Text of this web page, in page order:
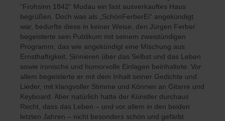
“Frohsinn 1842“ Mudau ein fast ausverkauftes Haus
begrüßen. Doch was als „SchönFerberEi“ angekündigt
war, bedurfte diese in keiner Weise, den Jürgen Ferber
begeisterte sein Publikum mit seinem zweistündigen
Programm, das wie angekündigt eine Mischung aus
Ernsthaftigkeit, Sinnieren über das Selbst und das Leben
sowie ironische und humorvolle Einlagen beinhaltete. Vor
allem begeisterte er mit dem Inhalt seiner Gedichte und
Lieder, mit klangvoller Stimme und Können an Gitarre und
Keyboard. Aber natürlich hatte der Künstler durchaus
Recht, dass das Leben – und vor allem in den beiden
letzten Jahren – nicht besonders schön und gefärbt